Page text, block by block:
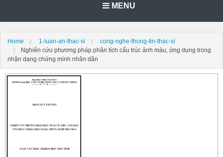
MENU
Home 1-luan-an-thac-si
cong-nghe-thong-tin-thac-si
Nghiên cứu phương pháp phân tích cấu trúc ảnh màu, ứng dụng trong
nhận dạng chứng minh nhân dân